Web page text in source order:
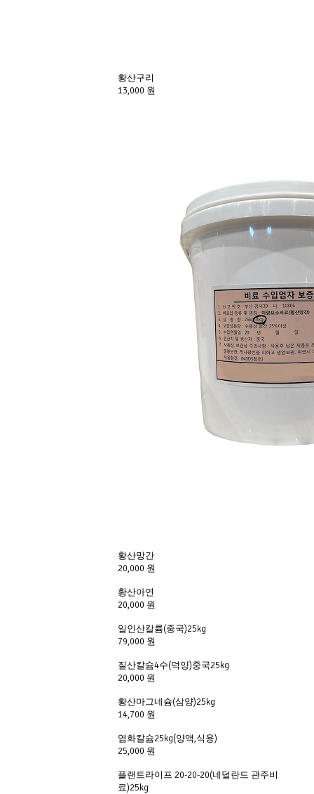
황산구리
13,000 원
황산망간
20,000 원
황산아연
20,000 원
일인산칼륨(중국)25kg
79,000 원
질산칼슘4수(덕양)중국25kg
20,000 원
황산마그네슘(삼양)25kg
14,700 원
염화칼슘25kg(양액,식용)
25,000 원
플랜트라이프 20-20-20(네덜란드 관주비
료)25kg